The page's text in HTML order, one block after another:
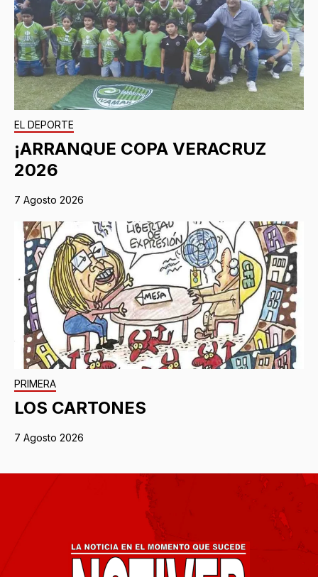
EL DEPORTE
¡ARRANQUE COPA VERACRUZ
2026
7 Agosto 2026
PRIMERA
LOS CARTONES
7 Agosto 2026